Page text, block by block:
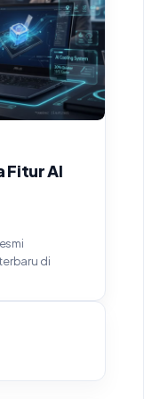
Fitur AI
di